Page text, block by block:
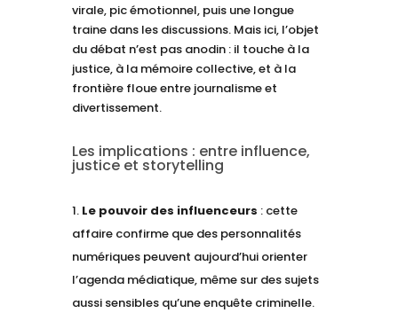
virale, pic émotionnel, puis une longue
traine dans les discussions. Mais ici, l’objet
du débat n’est pas anodin : il touche à la
justice, à la mémoire collective, et à la
frontière floue entre journalisme et
divertissement.
Les implications : entre influence,
justice et storytelling
Le pouvoir des influenceurs : cette
affaire confirme que des personnalités
numériques peuvent aujourd’hui orienter
l’agenda médiatique, même sur des sujets
aussi sensibles qu’une enquête criminelle.